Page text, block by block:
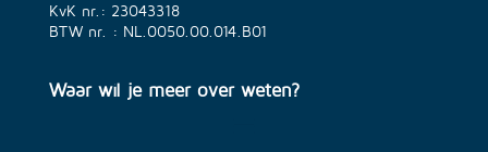
KvK nr.: 23043318
BTW nr. : NL.0050.00.014.B01
Waar wil je meer over weten?